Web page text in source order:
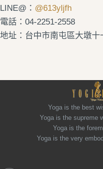
LINE@： @613yljfh
電話：04-2251-2558
地址：台中市南屯區大墩十
Yoga is the best
Yoga is the supreme
Yoga is the
Yoga is the very